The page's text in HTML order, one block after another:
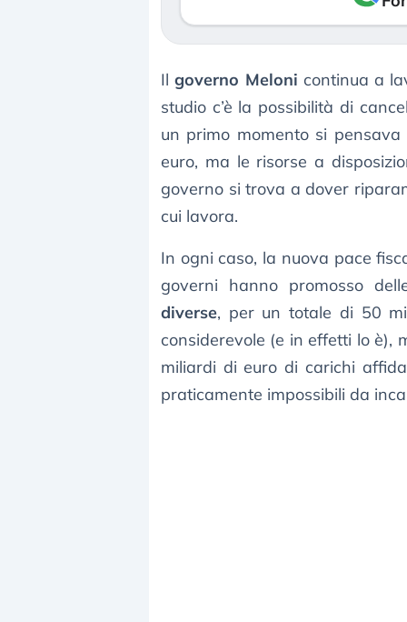
Ilgoverno Meloni continua a
studio c’è la possibilità di
un primo momento si
euro, ma le risorse a
governo si trova a dover
cui lavora.
In ogni caso, la nuova pace
governi hanno promosso
diverse, per un totale di 50
considerevole (e in effetti lo è),
miliardi di euro di carichi
praticamente impossibili da